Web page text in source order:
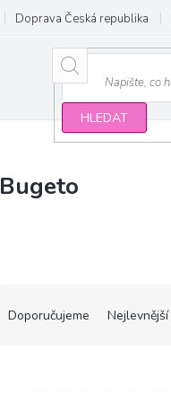
Doprava Česká republika
HLEDAT
Bugeto
Doporučujeme Nejlevnější